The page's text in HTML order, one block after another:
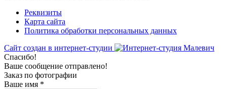
Реквизиты
Карта сайта
Политика обработки персональных данных
Сайт создан в интернет-студии
Спасибо!
Ваше сообщение отправлено!
Заказ по фотографии
Ваше имя *